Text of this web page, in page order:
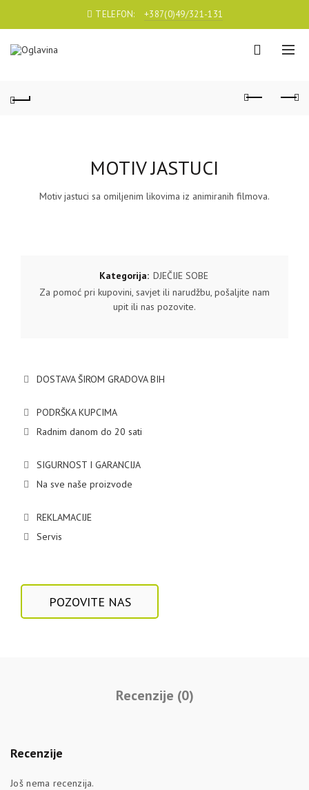
TELEFON: +387(0)49/321-131
MOTIV JASTUCI
Motiv jastuci sa omiljenim likovima iz animiranih filmova.
Kategorija: DJEČIJE SOBE
Za pomoć pri kupovini, savjet ili narudžbu, pošaljite nam
upit ili nas pozovite.
DOSTAVA ŠIROM GRADOVA BIH
PODRŠKA KUPCIMA
Radnim danom do 20 sati
SIGURNOST I GARANCIJA
Na sve naše proizvode
REKLAMACIJE
Servis
POZOVITE NAS
Recenzije (0)
Recenzije
Još nema recenzija.